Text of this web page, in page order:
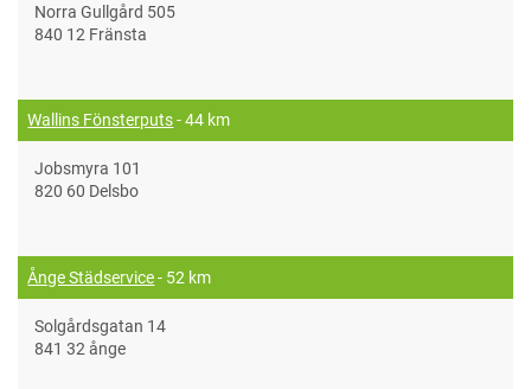
Norra Gullgård 505
840 12 Fränsta
Wallins Fönsterputs- 44 km
Jobsmyra 101
820 60 Delsbo
Ånge Städservice- 52 km
Solgårdsgatan 14
841 32 ånge